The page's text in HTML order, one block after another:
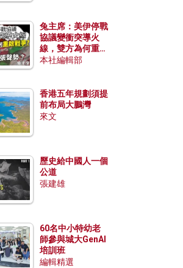
兔主席：美伊停戰
協議變衝突導火
線，雙方為何重啟
戰爭？伊朗一早洞
本社編輯部
香港五年規劃須提
前布局大鵬灣
來文
歷史給中國人一個
公道
張建雄
60名中小特幼老
師參與城大GenAI
培訓班
編輯精選